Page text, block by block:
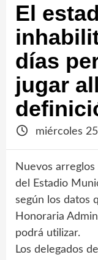
El
días
jugar
miércoles
Nuevos
del Estadio
según los datos
Honoraria
podrá utilizar.
Los delegados